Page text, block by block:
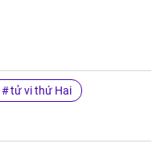
tử vi thứ Hai